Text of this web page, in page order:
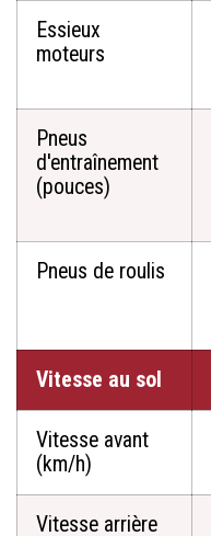
Essieux
moteurs
Pneus
d'entraînement
(pouces)
Pneus de roulis
Vitesse au sol
Vitesse avant
(km/h)
Vitesse arrière